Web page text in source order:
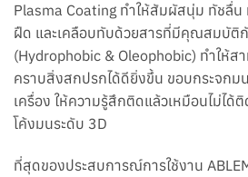
Plasma Coating ทำให้สัมผัสนุ่ม ทัชลื่น
ฝืด และเคลือบทับด้วยสารที่มีคุณสมบัติกั
(Hydrophobic & Oleophobic) ทำให้ส
คราบสิ่งสกปรกได้ดียิ่งขึ้น ขอบกระจกม
เครื่อง ให้ความรู้สึกติดแล้วเหมือนไม่ได้
โค้งมนระดับ 3D
ที่สุดของประสบการณ์การใช้งาน